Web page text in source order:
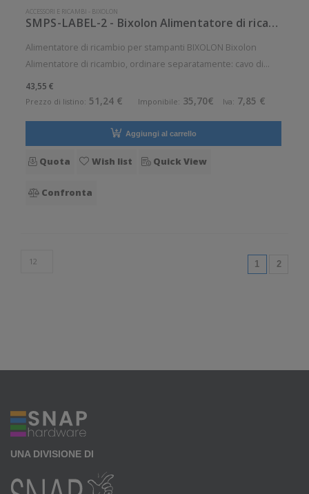
ACCESSORI E RICAMBI - BIXOLON
SMPS-LABEL-2 - Bixolon Alimentatore di ricambio
Alimentatore di ricambio per stampanti BIXOLON Bixolon
Alimentatore di ricambio, ordinare separatamente: cavo di
alimentazione, adatto per: serie XD3-40 Pezzo di ricambio.
Ricambio: Si Compatibile con:BIXOLON SLP-DX220, BIXOLON
43,55 €
Prezzo di listino: 51,24 € Imponibile: 35,70€ Iva: 7,85 €
Aggiungi al carrello
Quota Wish list Quick View
Confronta
1 (current)
2
UNA DIVISIONE DI